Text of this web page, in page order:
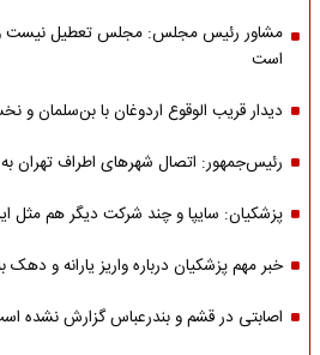
مشاور رئیس مجلس: مجلس تعطیل نیست
است
دیدار قریب الوقوع اردوغان با بن‌سلمان و
رئیس‌جمهور: اتصال شهرهای اطراف تهران
پزشکیان: سایپا و چند شرکت دیگر هم مثل
خبر مهم پزشکیان درباره واریز یارانه و دهک
اصابتی در قشم و بندرعباس گزارش نشده است؛ ۱۵